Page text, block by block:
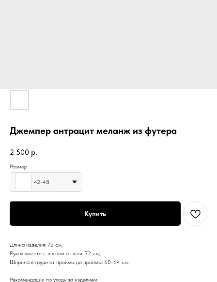
Джемпер антрацит меланж из футера
2 500 р.
Размер
42-48
Купить
Длина изделия: 72 см;
Рукав вместе с плечом от шеи: 72 см;
Ширина в груди от проймы до проймы: 60-64 см.
Рекомендации по уходу за изделием: